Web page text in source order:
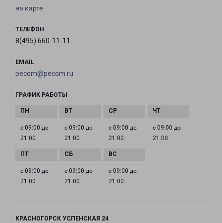
на карте
ТЕЛЕФОН
8(495) 660-11-11
EMAIL
pecom@pecom.ru
ГРАФИК РАБОТЫ
с 09:00 до
21:00
с 09:00 до
21:00
с 09:00 до
21:00
с 09:00 до
21:00
с 09:00 до
21:00
с 09:00 до
21:00
с 09:00 до
21:00
КРАСНОГОРСК УСПЕНСКАЯ 24